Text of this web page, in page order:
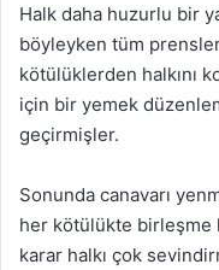
Halk daha huzurlu bir
böyleyken tüm
kötülüklerden halkını
için bir yemek
geçirmişler.
Sonunda canavarı
her kötülükte birleşme
karar halkı çok